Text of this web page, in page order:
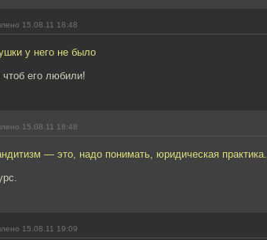
15.08.11 18:48
у него не было
его любили!
15.08.11 18:48
— это, надо понимать, юридическая практика.
15.08.11 19:09